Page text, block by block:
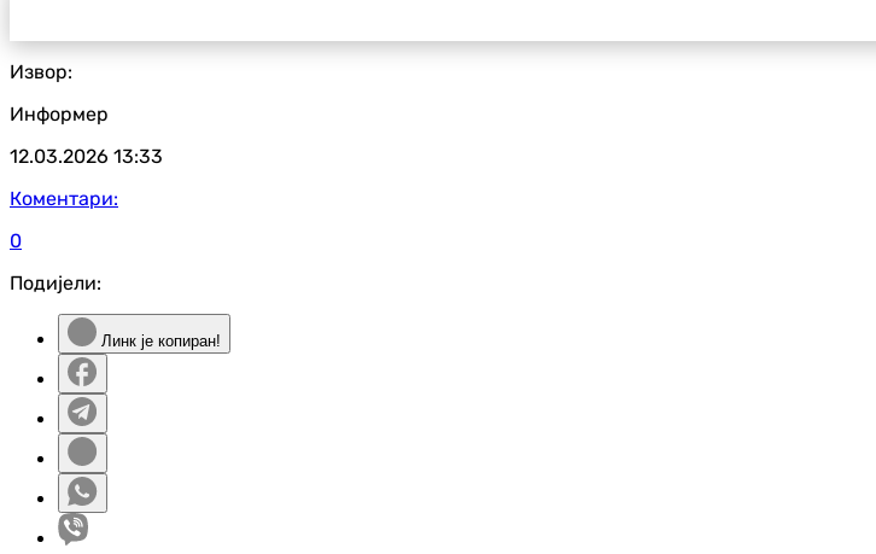
Извор:
Информер
12.03.2026 13:33
Коментари:
0
Подијели:
Линк је копиран!